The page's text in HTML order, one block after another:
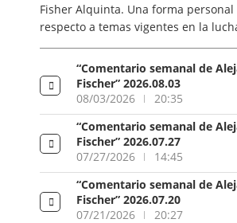
Fisher Alquinta. Una forma
respecto a temas vigentes en la
“Comentario semanal de
Fischer” 2026.08.03
08/03/2026
20:35
“Comentario semanal de
Fischer” 2026.07.27
07/27/2026
14:45
“Comentario semanal de
Fischer” 2026.07.20
07/21/2026
20:27